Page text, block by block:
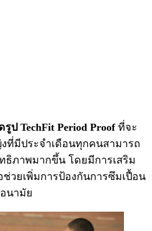
รูป TechFit Period Proof ที่จะ
ที่มีประจำเดือนทุกคนสามารถ
ธิภาพมากขึ้น โดยมีการเสริม
ช่วยเพิ่มการป้องกันการซึมเปื้อน
นามัย